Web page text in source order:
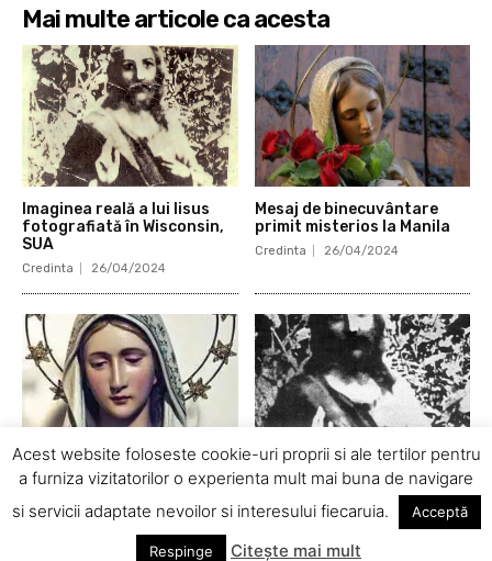
Mai multe articole ca acesta
Imaginea reală a lui Iisus
fotografiată în Wisconsin,
SUA
Credinta 26/04/2024
Mesaj de binecuvântare
primit misterios la Manila
Credinta 26/04/2024
Iisus şi Fecioara Maria au
Franţa
26/04/2024
Imaginea reală a lui Iisus în
Credinta 24/04/2024
Acest website foloseste cookie-uri proprii si ale tertilor pentru
a furniza vizitatorilor o experienta mult mai buna de navigare
si servicii adaptate nevoilor si interesului fiecaruia.
Acceptă
Respinge Citește mai mult